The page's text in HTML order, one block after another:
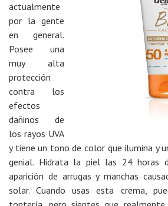
actualmente
por la gente
en general.
Posee una
muy alta
protección
contra los
efectos
dañinos de
los rayos UVA
y tiene un tono de color que ilumina y
genial. Hidrata la piel las 24 horas
aparición de arrugas y manchas
solar. Cuando usas esta crema,